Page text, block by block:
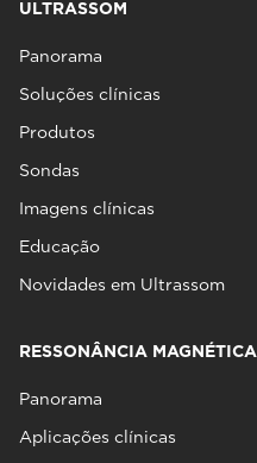
ULTRASSOM
Panorama
Soluções clínicas
Produtos
Sondas
Imagens clínicas
Educação
Novidades em Ultrassom
RESSONÂNCIA MAGNÉTICA
Panorama
Aplicações clínicas